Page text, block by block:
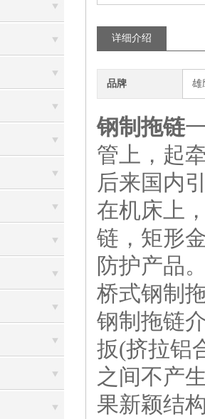
详细介绍
品牌 雄
钢制拖链
管上，起
后来国内
在机床上
链，矩形
防护产
桥式钢制
钢制拖链
扳(挤拉铝
之间不产
果新颖结